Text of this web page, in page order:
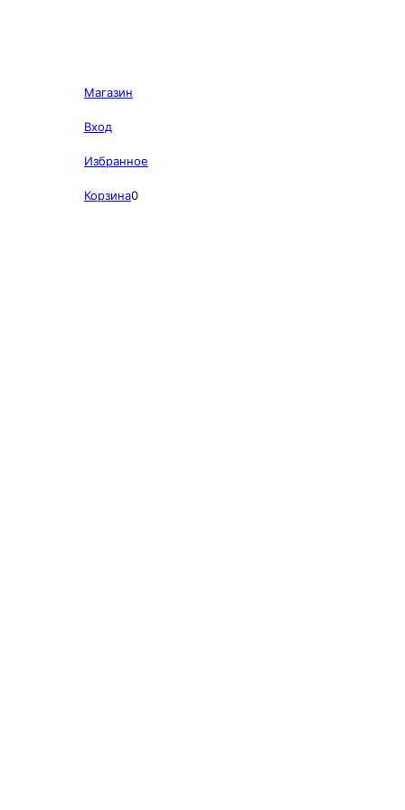
Магазин
Вход
Избранное
Корзина0